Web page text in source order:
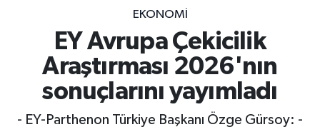
EKONOMİ
EY Avrupa Çekicilik
Araştırması 2026'nın
sonuçlarını yayımladı
- EY-Parthenon Türkiye Başkanı Özge Gürsoy: -
MEDYA
SPOR
SAĞLIK
Zonguldak Namaz Vakitleri
Zonguldak Trafik Yoğunluk Haritası
TFF 3.Lig 4.Grup Puan Durumu ve Fikstür
Tüm Manşetler